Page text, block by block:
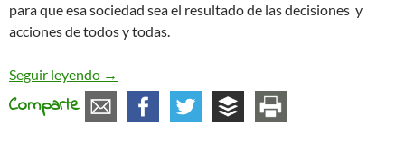
para que esa sociedad sea el resultado de las decisiones y
acciones de todos y todas.
Seguir leyendo El anarquismo en Democracia o en Dictadura
→
Comparte